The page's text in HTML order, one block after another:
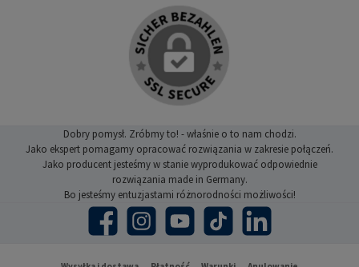
Dobry pomysł. Zróbmy to! - właśnie o to nam chodzi.
Jako ekspert pomagamy opracować rozwiązania w zakresie połączeń.
Jako producent jesteśmy w stanie wyprodukować odpowiednie
rozwiązania made in Germany.
Bo jesteśmy entuzjastami różnorodności możliwości!
Facebook Instagram YouTube TikTok LinkedIn